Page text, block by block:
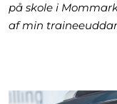
på skole i
af min